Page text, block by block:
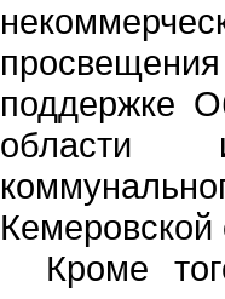
поддержке
области
Кемеровской
Кроме